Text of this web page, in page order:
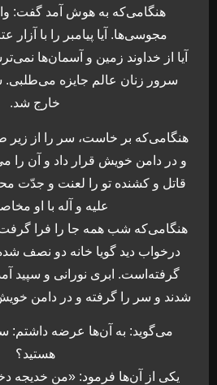
هنگامی‌که به هوش آمد گفت:
مجوسی‌ها. آیا پیامبر را با
آیا از خداوند زمین و آسمان‌ها
سرور زنان عالم جایزه مى‌طلبى.
خارج شد.
هنگامی‌که بر خاست، سر را از
و در دامن خویش قرار داد و آن را
قاتل و کشنده تو را لعنت و جدّت
علیه و آله با او
هنگامی‌که شب همه جا را فرا
درخواب دید گویا خانه دو نصف
گرفته‌است. ابری نورانی و سپید
شدند و سر را گرفته و در دامن
می‌گوید: به آن‌ها عرضه داشتم:
هستید؟
یکی از آن‌ها فرمود: «من خدیجه